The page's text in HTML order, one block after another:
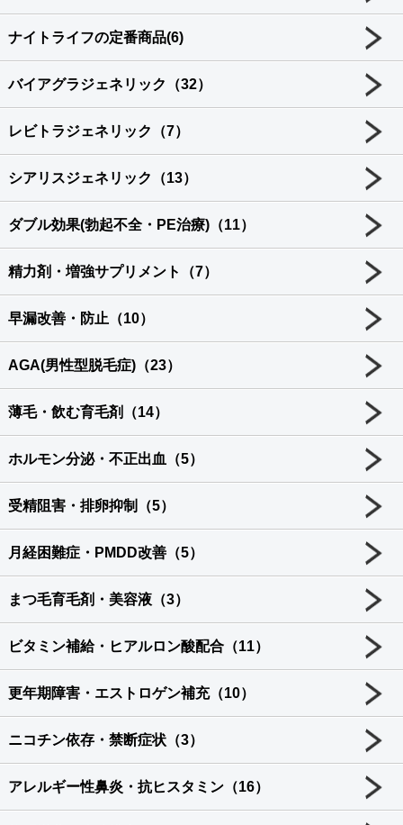
ナイトライフの定番商品(6)
バイアグラジェネリック（32）
レビトラジェネリック（7）
シアリスジェネリック（13）
ダブル効果(勃起不全・PE治療)（11）
精力剤・増強サプリメント（7）
早漏改善・防止（10）
AGA(男性型脱毛症)（23）
薄毛・飲む育毛剤（14）
ホルモン分泌・不正出血（5）
受精阻害・排卵抑制（5）
月経困難症・PMDD改善（5）
まつ毛育毛剤・美容液（3）
ビタミン補給・ヒアルロン酸配合（11）
更年期障害・エストロゲン補充（10）
ニコチン依存・禁断症状（3）
アレルギー性鼻炎・抗ヒスタミン（16）